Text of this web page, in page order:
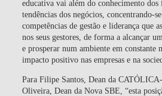
educativa vai além do conhecimento dos
tendências dos negócios, concentrando-
competências de gestão e liderança que
nos seus gestores, de forma a alcançar
e prosperar num ambiente em constante
impacto positivo nas empresas e na
Para Filipe Santos, Dean da
Oliveira, Dean da Nova SBE , “esta